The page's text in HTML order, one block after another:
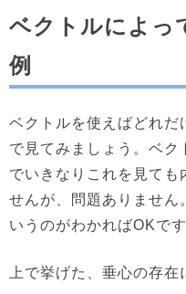
ベクトルによっ
例
ベクトルを使えばどれだ
で見てみましょう。ベ
でいきなりこれを見ても
せんが、問題ありません
いうのがわかればOKです
上で挙げた、垂心の存